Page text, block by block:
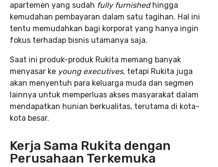
apartemen yang sudah fully furnishedhingga
kemudahan pembayaran dalam satu tagihan. Hal ini
tentu memudahkan bagi korporat yang hanya ingin
fokus terhadap bisnis utamanya saja.
Saat ini produk-produk Rukita memang banyak
menyasar ke young executives, tetapi Rukita juga
akan menyentuh para keluarga muda dan segmen
lainnya untuk memperluas akses masyarakat dalam
mendapatkan hunian berkualitas, terutama di kota-
kota besar.
Kerja Sama Rukita dengan
Perusahaan Terkemuka